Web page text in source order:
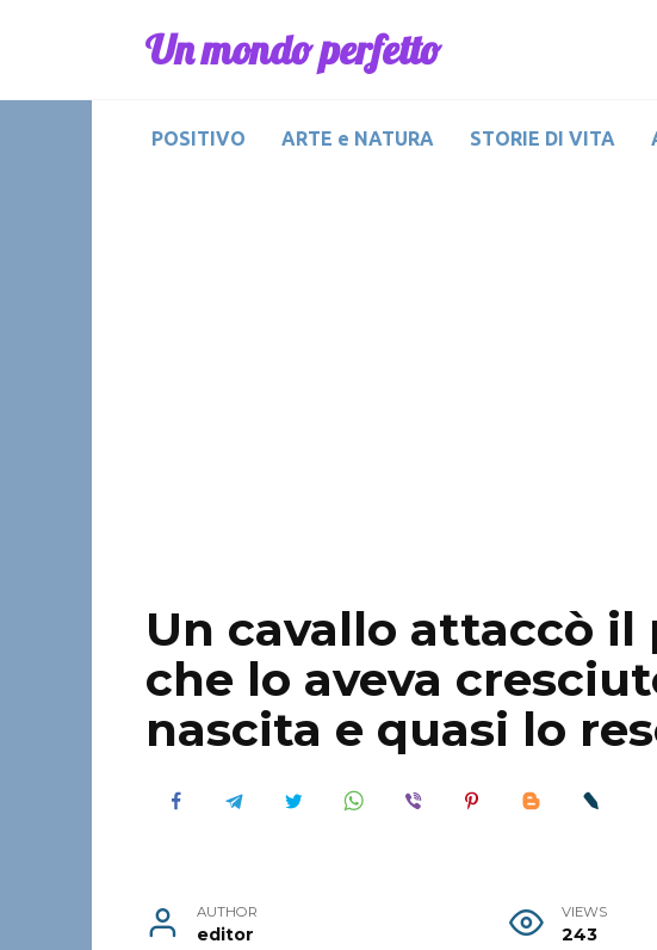
Un mondo perfetto
POSITIVO ARTE e NATURA STORIE DI VITA
Un cavallo attaccò
che lo aveva
nascita e quasi lo
AUTHOR
editor
VIEWS
243